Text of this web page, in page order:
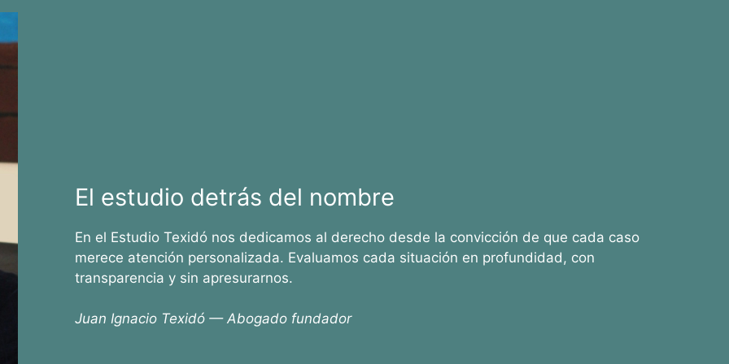
El estudio detrás del nombre
En el Estudio Texidó nos dedicamos al derecho desde la convicción de que cada caso
merece atención personalizada. Evaluamos cada situación en profundidad, con
transparencia y sin apresurarnos.
Juan Ignacio Texidó — Abogado fundador